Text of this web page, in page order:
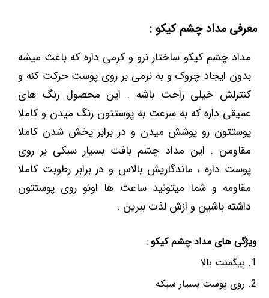
معرفی مداد چشم کیکو :
مداد چشم کیکو ساختار نرو و کرمی داره که باعث میشه
بدون ایجاد چروک و به نرمی بر روی پوست حرکت کنه و
کنترلش خیلی راحت باشه . این محصول رنگ های
عمیقی داره که به سرعت به پوستتون رنگ میدن و کاملا
پوستتون رو پوشش میدن و در برابر پخش شدن کاملا
مقاومن . این مداد چشم بافت بسیار سبکی بر روی
پوست داره ، ماندگاریش بالاس و در برابر رطوبت کاملا
مقاومه و شما میتونید ساعت ها اونو روی پوستتون
داشته باشین و ازش لذت ببرین .
ویژگی های مداد چشم کیکو :
پیگمنت بالا
روی پوست بسیار سبکه